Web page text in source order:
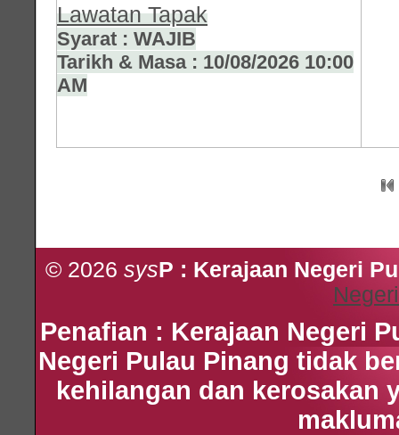
Lawatan Tapak
Syarat : WAJIB
Tarikh & Masa : 10/08/2026 10:00
AM
© 2026 sysP : Kerajaan Negeri
Penafian : Kerajaan Negeri
Negeri Pulau Pinang tidak
kehilangan dan kerosakan